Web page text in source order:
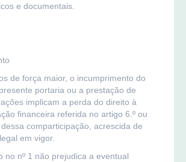
e documentais.
de força maior, o incumprimento do
portaria ou a prestação de
implicam a perda do direito à
financeira referida no artigo 6.º ou
comparticipação, acrescida de
em vigor.
no nº 1 não prejudica a eventual